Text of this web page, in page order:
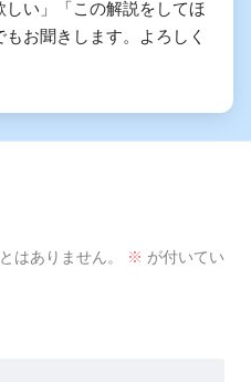
しい」「この解説をしてほ
お聞きします。よろしく
はありません。 ※ が付いてい